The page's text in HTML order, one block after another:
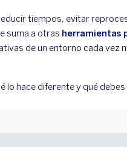
tiempos, evitar
suma a otras herramientas
de un entorno cada vez
lo hace diferente y qué debes